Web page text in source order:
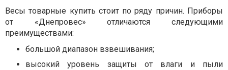
Весы товарные купить стоит по ряду причин. Приборы
от «Днепровес» отличаются следующими
преимуществами:
большой диапазон взвешивания;
высокий уровень защиты от влаги и пыли